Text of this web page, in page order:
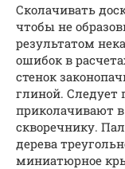
Сколачивать
чтобы не
результатом
ошибок в
стенок
глиной. Следует
приколачивают
скворечнику.
дерева
миниатюрное